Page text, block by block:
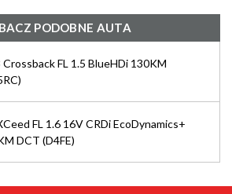
PODOBNE AUTA
Crossback FL 1.5 BlueHDi 130KM
FL 1.6 16V CRDi EcoDynamics+
DCT (D4FE)